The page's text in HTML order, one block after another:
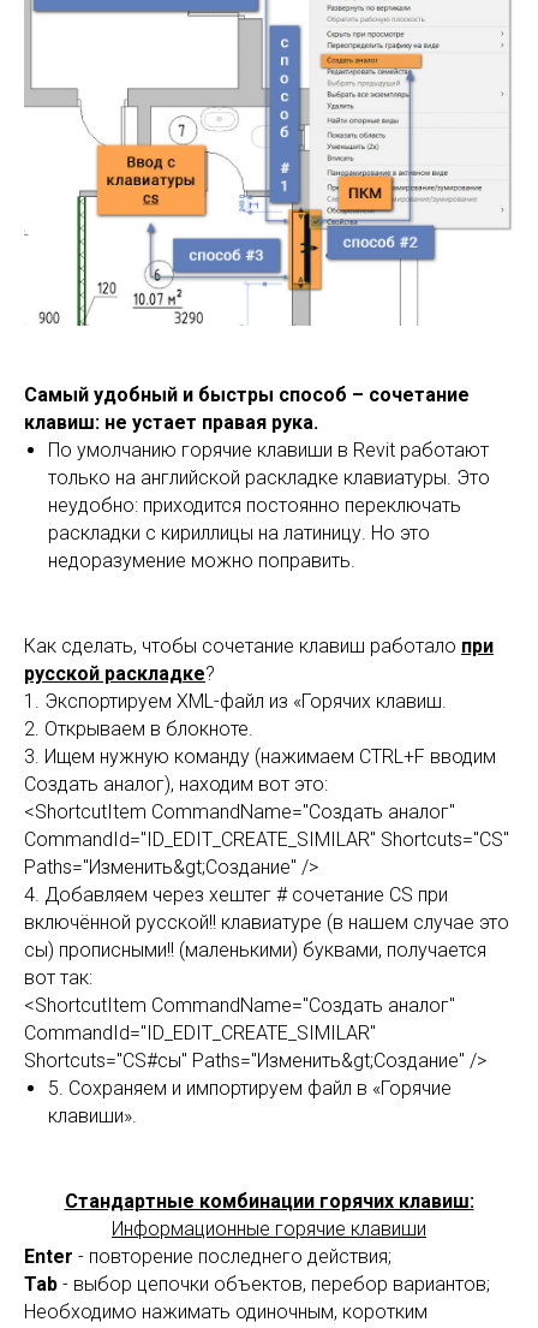
Самый удобный и быстры способ – сочетание
клавиш: не устает правая рука.
По умолчанию горячие клавиши в Revit работают
только на английской раскладке клавиатуры. Это
неудобно: приходится постоянно переключать
раскладки с кириллицы на латиницу. Но это
недоразумение можно поправить.
Как сделать, чтобы сочетание клавиш работало при
русской раскладке?
1. Экспортируем XML-файл из «Горячих клавиш.
2. Открываем в блокноте.
3. Ищем нужную команду (нажимаем CTRL+F вводим
Создать аналог), находим вот это:
<ShortcutItem CommandName="Создать аналог"
CommandId="ID_EDIT_CREATE_SIMILAR" Shortcuts="CS"
Paths="Изменить&gt;Создание" />
4. Добавляем через хештег # сочетание CS при
включённой русской!! клавиатуре (в нашем случае это
сы) прописными!! (маленькими) буквами, получается
вот так:
<ShortcutItem CommandName="Создать аналог"
CommandId="ID_EDIT_CREATE_SIMILAR"
Shortcuts="CS#сы" Paths="Изменить&gt;Создание" />
5. Сохраняем и импортируем файл в «Горячие
клавиши».
Стандартные комбинации горячих клавиш:
Информационные горячие клавиши
Enter - повторение последнего действия;
Tab - выбор цепочки объектов, перебор вариантов;
Необходимо нажимать одиночным, коротким